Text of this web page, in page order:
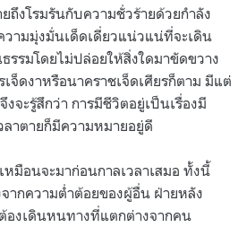
งโรมรันกับความชั่วร้ายด้วยกำลัง
ามมุ่งมั่นเด็ดเดี่ยวแน่วแน่ที่จะเดิน
รรมโดยไม่ปล่อยให้สิ่งใดมาขัดขวาง
จ็ดงาหรือนาคราชเจ็ดเศียรก็ตาม มีแต่
จะรู้สึกว่า การมีชีวิตอยู่เป็นเรื่องมี
ลาตายก็มีความหมายอยู่ดี
มือนจะมาก่อนกาลเวลาเสมอ ทั้งนี้
ากความต่ำต้อยของผู้อื่น ฝ่ายหลัง
องเดินหนทางที่แตกต่างจากคน